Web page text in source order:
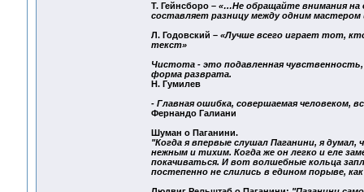
Т. Гейнсборо – «…Не обращайте внимания на
составляет разницу между одним
Л. Годовский –«Лучше всего играет тот,
текст»
Чистота - это подавленная
форма разврата.
Н. Гумилев
- Главная ошибка, совершаемая человеком,
Фернандо Галиани
Шуман о Паганини.
"Когда я впервые слушал Паганини, я думал,
нежным и тихим. Когда же он легко и еле
покачиваться. И вот волшебные кольца
постепенно не слились в едином порыве,